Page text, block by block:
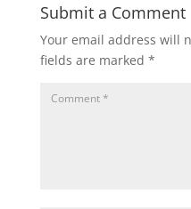
Submit a Comment
Your email address will
fields are marked *